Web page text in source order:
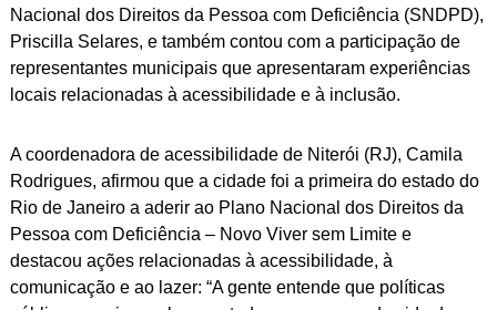
Nacional dos Direitos da Pessoa com Deficiência (SNDPD),
Priscilla Selares, e também contou com a participação de
representantes municipais que apresentaram experiências
locais relacionadas à acessibilidade e à inclusão.
A coordenadora de acessibilidade de Niterói (RJ), Camila
Rodrigues, afirmou que a cidade foi a primeira do estado do
Rio de Janeiro a aderir ao Plano Nacional dos Direitos da
Pessoa com Deficiência – Novo Viver sem Limite e
destacou ações relacionadas à acessibilidade, à
comunicação e ao lazer: “A gente entende que políticas